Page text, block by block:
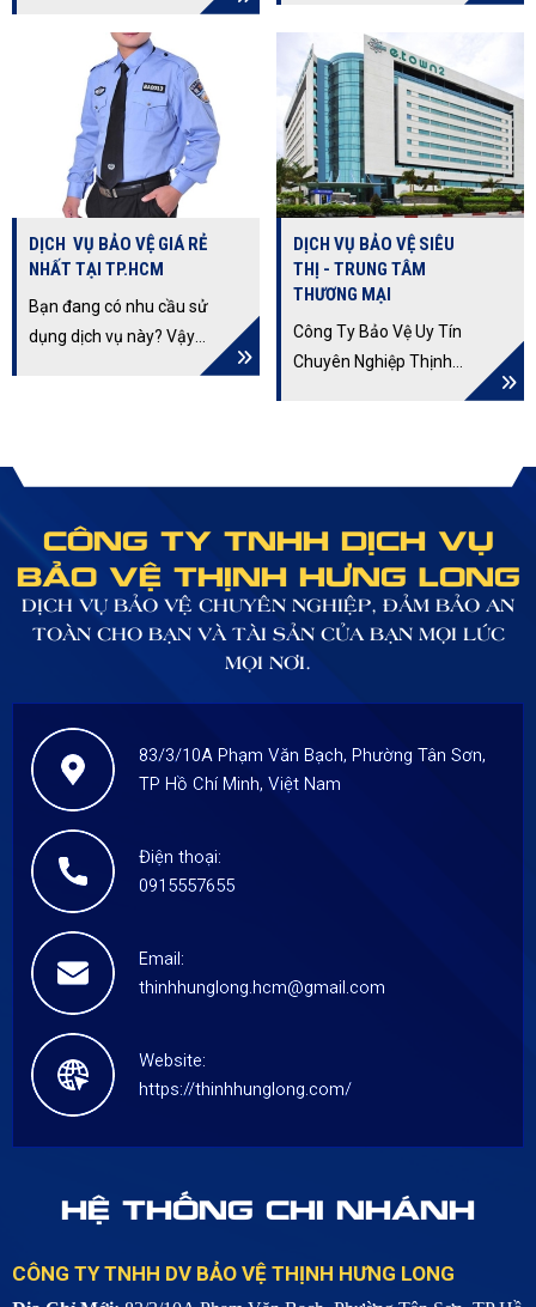
uy tín tại TPHCM sở hữu
đội ngũ nhân viên giàu
kinh nghiệm, trình độ
chuyên môn cao... làm
hài lòng những khách
hàng khó tính nhất
DỊCH VỤ BẢO VỆ GIÁ RẺ
NHẤT TẠI TP.HCM
Bạn đang có nhu cầu sử
dụng dịch vụ này? Vậy
Thịnh Hưng Long tìm
đây.
DỊCH VỤ BẢO VỆ SIÊU
THỊ - TRUNG TÂM
THƯƠNG MẠI
Công Ty Bảo Vệ Uy Tín
Chuyên Nghiệp Thịnh
Với mạng lưới siêu thị -
trung tâm thương mại
đang càng được nhân
rộng lên và nhu cầu
người tiêu dùng ngày
CÔNG TY TNHH DỊCH VỤ
BẢO VỆ THỊNH HƯNG LONG
DỊCH VỤ BẢO VỆ CHUYÊN NGHIỆP, ĐẢM BẢO AN
TOÀN CHO BẠN VÀ TÀI SẢN CỦA BẠN MỌI LÚC
MỌI NƠI.
83/3/10A Phạm Văn Bạch, Phường Tân Sơn,
TP Hồ Chí Minh, Việt Nam
Điện thoại:
0915557655
Email:
thinhhunglong.hcm@gmail.com
Website:
https://thinhhunglong.com/
HỆ THỐNG CHI NHÁNH
CÔNG TY TNHH DV BẢO VỆ THỊNH HƯNG LONG